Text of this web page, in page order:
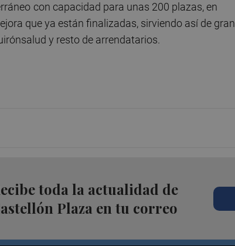
con capacidad para unas 200 plazas, en
que ya están finalizadas, sirviendo así de gran
y resto de arrendatarios.
toda la actualidad de
Plaza en tu correo